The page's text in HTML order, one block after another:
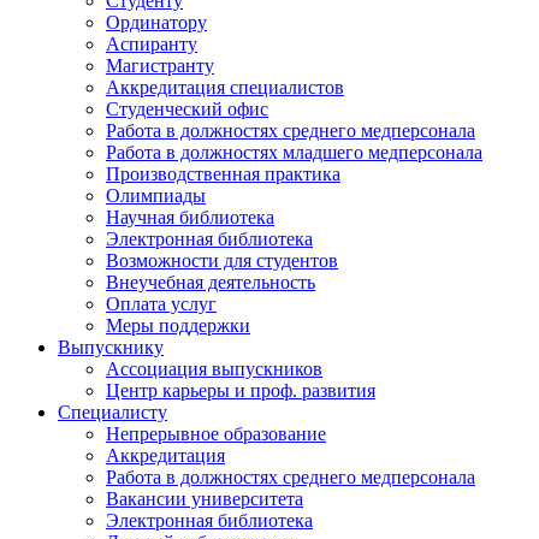
Ординатору
Аспиранту
Магистранту
Аккредитация специалистов
Студенческий офис
Работа в должностях среднего медперсонала
Работа в должностях младшего медперсонала
Производственная практика
Олимпиады
Научная библиотека
Электронная библиотека
Возможности для студентов
Внеучебная деятельность
Оплата услуг
Меры поддержки
Выпускнику
Ассоциация выпускников
Центр карьеры и проф. развития
Специалисту
Непрерывное образование
Аккредитация
Работа в должностях среднего медперсонала
Вакансии университета
Электронная библиотека